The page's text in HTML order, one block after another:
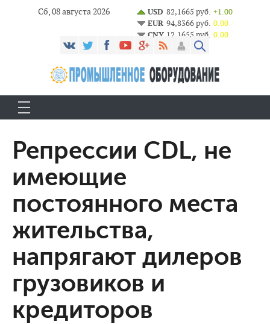
Сб, 08 августа 2026 USD 82,1665 руб. +1.00
EUR 94,8366 руб. 0.00
CNY 12,1655 руб. 0.00
Репрессии CDL, не
имеющие
постоянного места
жительства,
напрягают дилеров
грузовиков и
кредиторов